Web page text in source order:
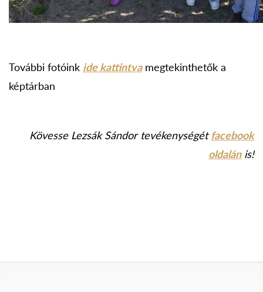
További fotóink ide kattintvamegtekinthetők a
képtárban
Kövesse Lezsák Sándor tevékenységétfacebook
oldalánis!